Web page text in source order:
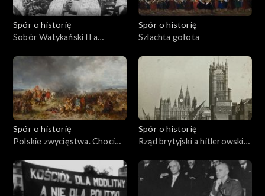
Spór o historię
Sobór Watykański II a
Spór o historię
Szlachta gołota
Spór o historię
Polskie zwycięstwa. Chocim
Spór o historię
Rząd brytyjski a hitlerowskie